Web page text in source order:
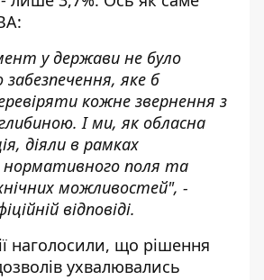
у держави не було
яке б
кожне звернення з
І ми, як обласна
діяли в рамках
поля та
можливостей", -
відповіді.
наголосили, що рішення
ухвалювались